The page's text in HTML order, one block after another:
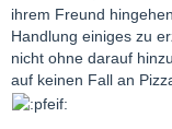
ihrem Freund
Handlung einiges zu
nicht ohne darauf
auf keinen Fall an